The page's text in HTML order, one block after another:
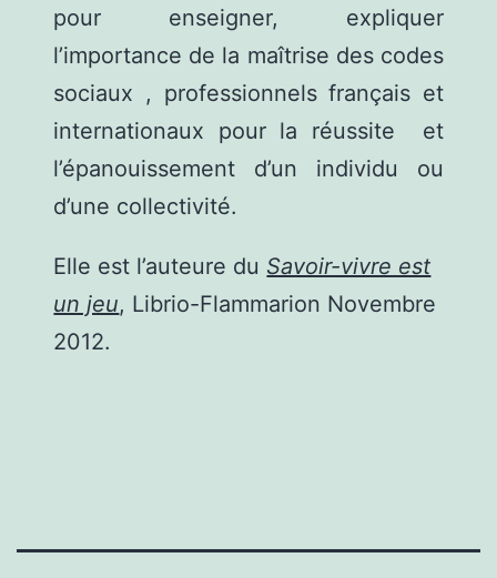
pour enseigner, expliquer
l’importance de la maîtrise des codes
sociaux , professionnels français et
internationaux pour la réussite et
l’épanouissement d’un individu ou
d’une collectivité.
Elle est l’auteure du Savoir-vivre est
un jeu, Librio-Flammarion Novembre
2012.